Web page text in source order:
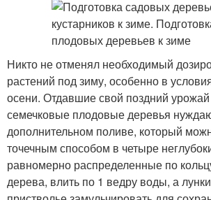
Никто не отменял необходимый
растений под зиму, особенно в
осени. Отдавшие свой поздний
семечковые плодовые деревья
дополнительном поливе, который
точечным способом в четыре
равномерно распределенные по
дерева, влить по 1 ведру воды, а